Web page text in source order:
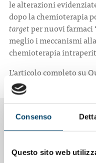
Consenso
Questo sito web
le alterazioni
dopo la chemioterapia
targetper nuovi farmaci
meglio i meccanismi
chemioterapia
L’articolo completo su
NOTIZIE